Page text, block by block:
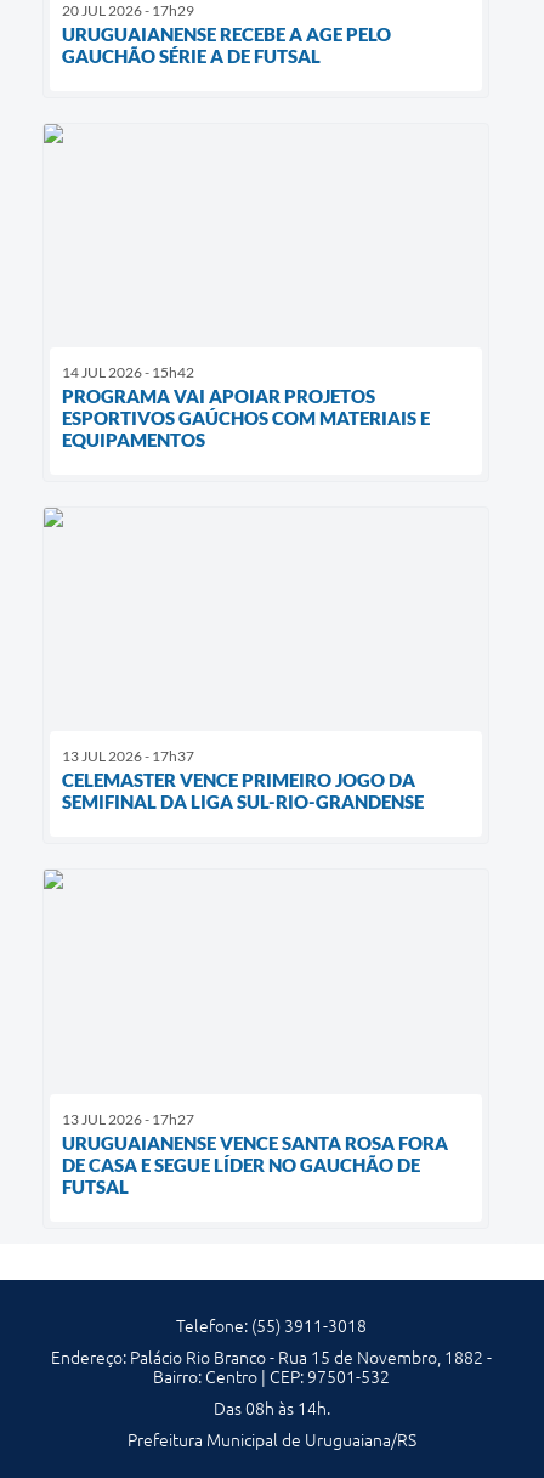
20 JUL 2026 - 17h29
URUGUAIANENSE RECEBE A AGE PELO
GAUCHÃO SÉRIE A DE FUTSAL
14 JUL 2026 - 15h42
PROGRAMA VAI APOIAR PROJETOS
ESPORTIVOS GAÚCHOS COM MATERIAIS E
EQUIPAMENTOS
13 JUL 2026 - 17h37
CELEMASTER VENCE PRIMEIRO JOGO DA
SEMIFINAL DA LIGA SUL-RIO-GRANDENSE
13 JUL 2026 - 17h27
URUGUAIANENSE VENCE SANTA ROSA FORA
DE CASA E SEGUE LÍDER NO GAUCHÃO DE
FUTSAL
Telefone: (55) 3911-3018
Endereço: Palácio Rio Branco - Rua 15 de Novembro, 1882 -
Bairro: Centro | CEP: 97501-532
Das 08h às 14h.
Prefeitura Municipal de Uruguaiana/RS